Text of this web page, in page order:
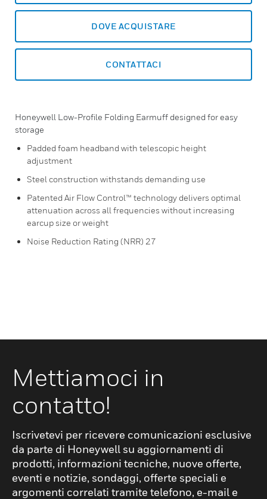
DOVE ACQUISTARE
CONTATTACI
Honeywell Low-Profile Folding Earmuff designed for easy
storage
Padded foam headband with telescopic height
adjustment
Steel construction withstands demanding use
Patented Air Flow Control™ technology delivers optimal
attenuation across all frequencies without increasing
earcup size or weight
Noise Reduction Rating (NRR) 27
Mettiamoci in
contatto!
Iscrivetevi per ricevere comunicazioni esclusive
da parte di Honeywell su aggiornamenti di
prodotti, informazioni tecniche, nuove offerte,
eventi e notizie, sondaggi, offerte speciali e
argomenti correlati tramite telefono, e-mail e